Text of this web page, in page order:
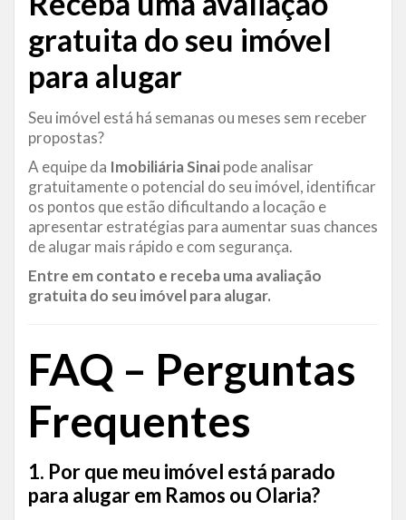
gratuita do seu imóvel
para alugar
Seu imóvel está há semanas ou meses sem receber
propostas?
A equipe da Imobiliária Sinaipode analisar
gratuitamente o potencial do seu imóvel, identificar
os pontos que estão dificultando a locação e
apresentar estratégias para aumentar suas chances
de alugar mais rápido e com segurança.
Entre em contato e receba uma avaliação
gratuita do seu imóvel para alugar.
FAQ – Perguntas
Frequentes
1. Por que meu imóvel está parado
para alugar em Ramos ou Olaria?